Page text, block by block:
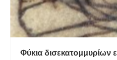
Φύκια δισεκατομμυρίων